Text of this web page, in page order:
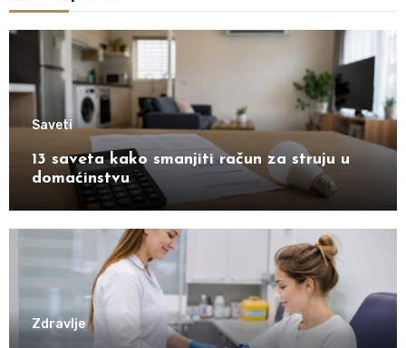
Saveti
13 saveta kako smanjiti račun za struju u
domaćinstvu
Zdravlje